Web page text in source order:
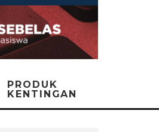
PRODUK
KENTINGAN